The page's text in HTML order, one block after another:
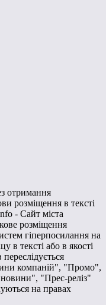
отримання
розміщення в тексті
- Сайт міста
розміщення
гіперпосилання на
в тексті або в якості
компаній", "Промо",
"Прес-реліз"
на правах